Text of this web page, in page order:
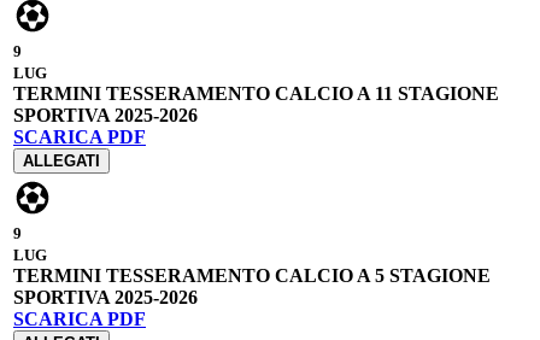
9
LUG
TERMINI TESSERAMENTO CALCIO A 11 STAGIONE
SPORTIVA 2025-2026
SCARICA PDF
ALLEGATI
9
LUG
TERMINI TESSERAMENTO CALCIO A 5 STAGIONE
SPORTIVA 2025-2026
SCARICA PDF